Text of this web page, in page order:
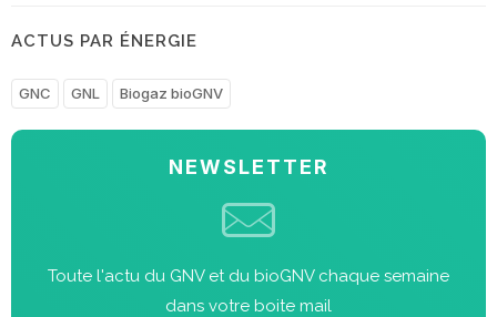
ACTUS PAR ÉNERGIE
GNC GNL Biogaz bioGNV
NEWSLETTER
Toute l'actu du GNV et du bioGNV chaque semaine
dans votre boite mail